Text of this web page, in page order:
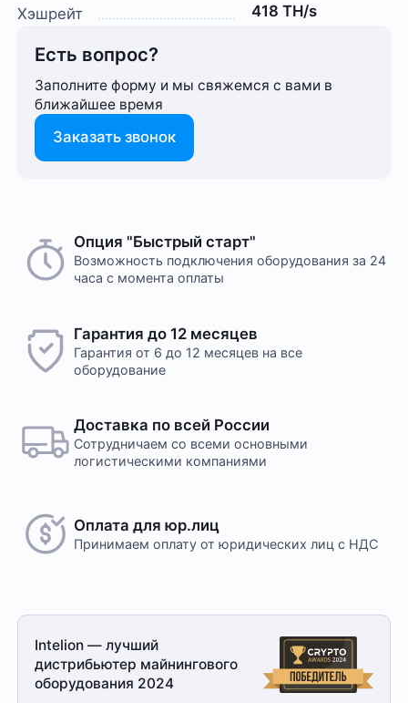
Хэшрейт
418 TH/s
Есть вопрос?
Заполните форму и мы свяжемся с вами в
ближайшее время
Заказать звонок
Опция "Быстрый старт"
Возможность подключения оборудования за 24
часа с момента оплаты
Гарантия до 12 месяцев
Гарантия от 6 до 12 месяцев на все
оборудование
Доставка по всей России
Сотрудничаем со всеми основными
логистическими компаниями
Оплата для юр.лиц
Принимаем оплату от юридических лиц с НДС
Intelion — лучший
дистрибьютер майнингового
оборудования 2024